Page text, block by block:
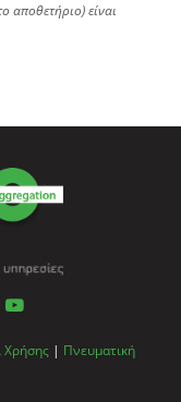
αποθετήριο) είναι
Χρήσης | Πνευματική